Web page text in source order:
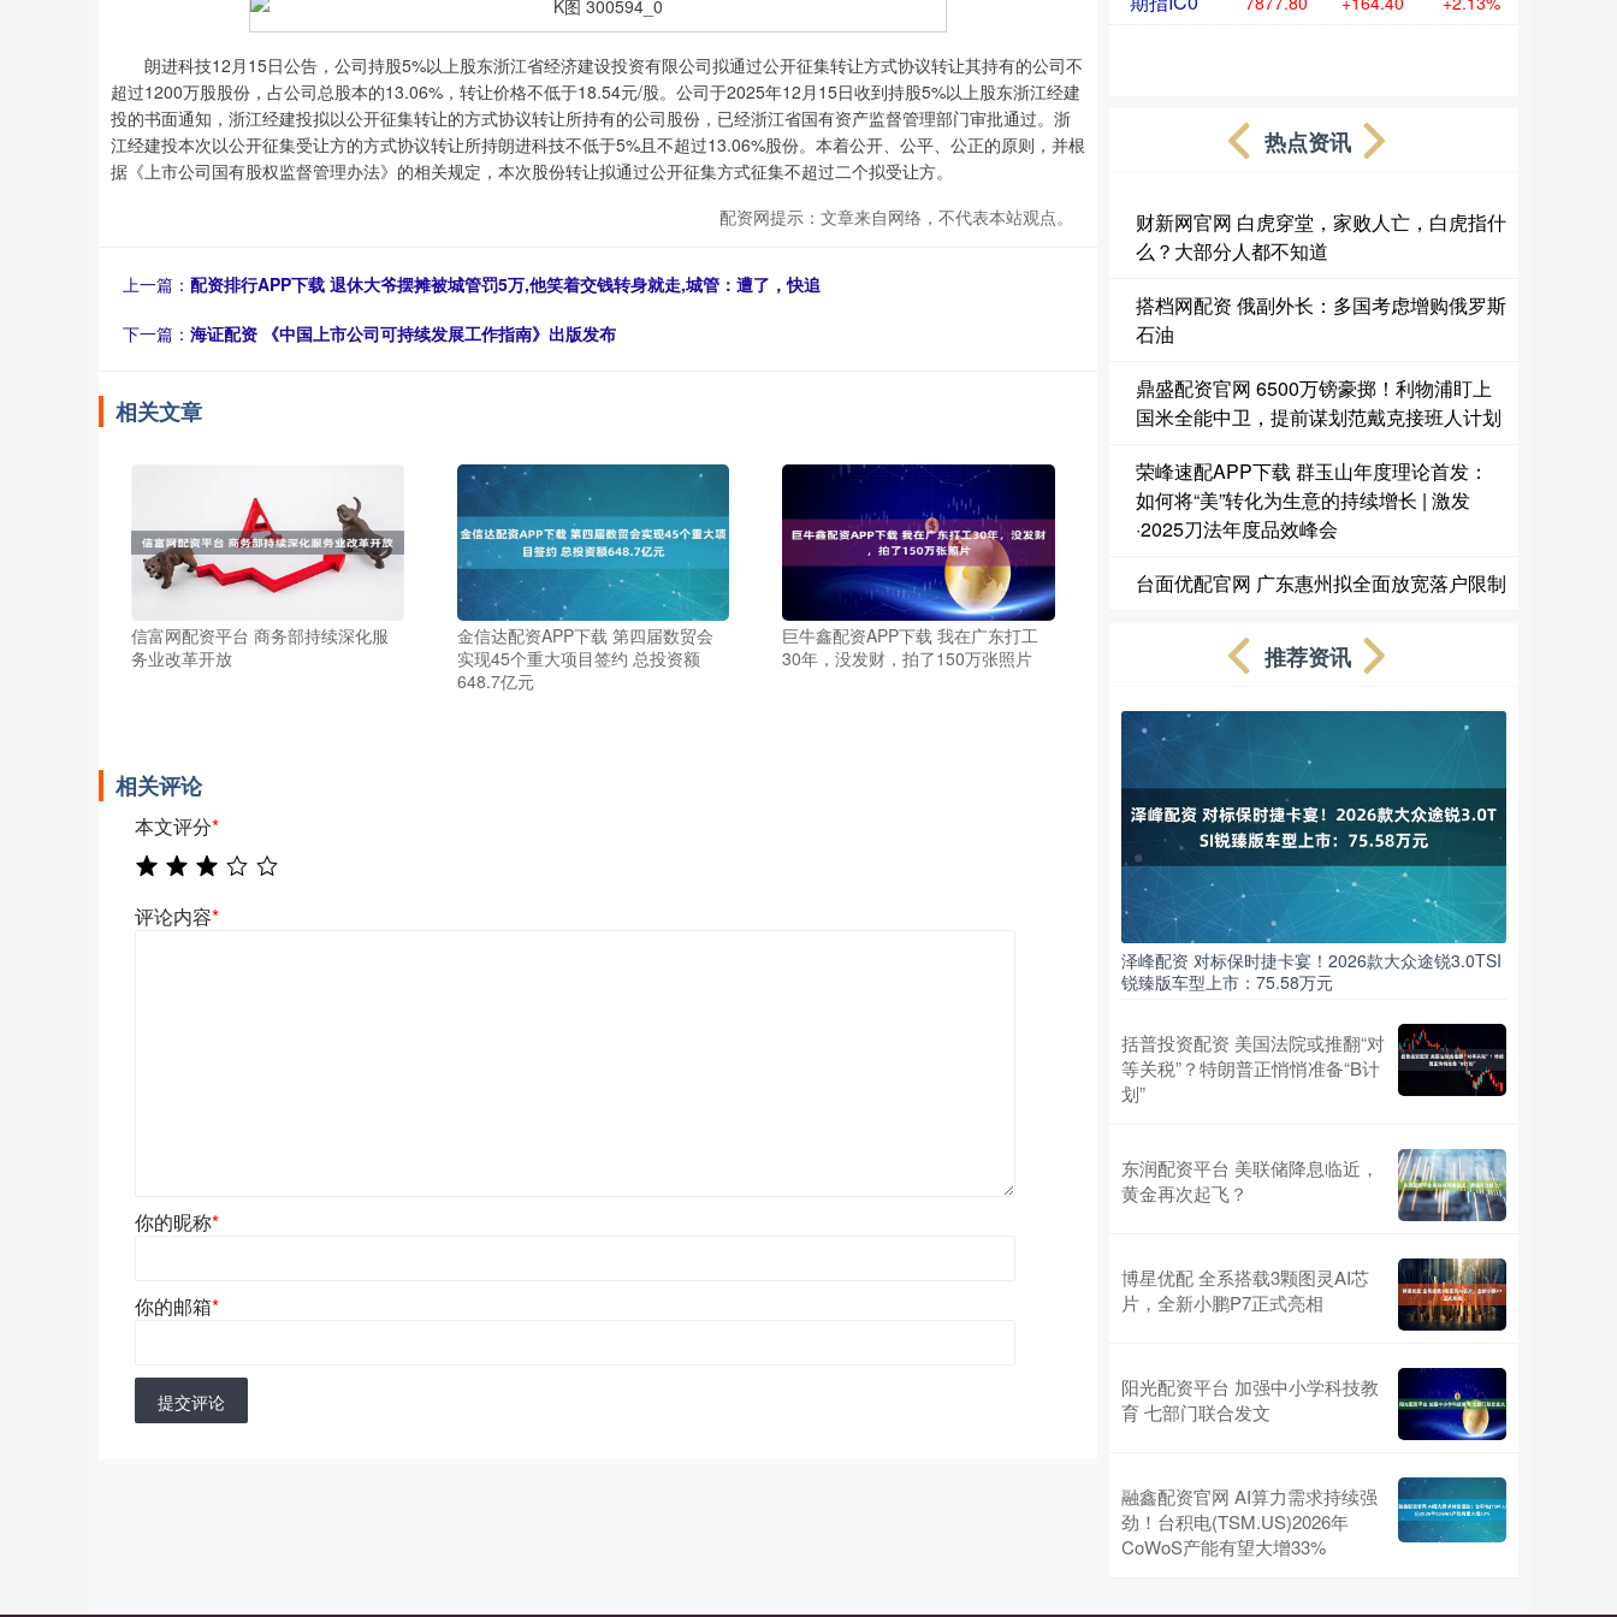
朗进科技12月15日公告，公司持股5%以上股东浙江省经济建设投资有限公司拟通过公开征集转让方式协议转让其持有的公司不
超过1200万股股份，占公司总股本的13.06%，转让价格不低于18.54元/股。公司于2025年12月15日收到持股5%以上股东浙江经建
投的书面通知，浙江经建投拟以公开征集转让的方式协议转让所持有的公司股份，已经浙江省国有资产监督管理部门审批通过。浙
江经建投本次以公开征集受让方的方式协议转让所持朗进科技不低于5%且不超过13.06%股份。本着公开、公平、公正的原则，并根
据《上市公司国有股权监督管理办法》的相关规定，本次股份转让拟通过公开征集方式征集不超过二个拟受让方。
配资网提示：文章来自网络，不代表本站观点。
上一篇： 配资排行APP下载 退休大爷摆摊被城管罚5万,他笑着交钱转身就走,城管：遭了，快追
下一篇： 海证配资 《中国上市公司可持续发展工作指南》出版发布
相关文章
信富网配资平台 商务部持续深化服
务业改革开放
金信达配资APP下载 第四届数贸会
实现45个重大项目签约 总投资额
648.7亿元
巨牛鑫配资APP下载 我在广东打工
30年，没发财，拍了150万张照片
相关评论
本文评分*
评论内容*
你的昵称*
你的邮箱*
提交评论
热点资讯
财新网官网 白虎穿堂，家败人亡，白虎指什
么？大部分人都不知道
搭档网配资 俄副外长：多国考虑增购俄罗斯
石油
鼎盛配资官网 6500万镑豪掷！利物浦盯上
国米全能中卫，提前谋划范戴克接班人计划
荣峰速配APP下载 群玉山年度理论首发：
如何将“美”转化为生意的持续增长 | 激发
·2025刀法年度品效峰会
台面优配官网 广东惠州拟全面放宽落户限制
推荐资讯
泽峰配资 对标保时捷卡宴！2026款大众途锐3.0TSI
锐臻版车型上市：75.58万元
括普投资配资 美国法院或推翻“对
等关税”？特朗普正悄悄准备“B计
划”
东润配资平台 美联储降息临近，
黄金再次起飞？
博星优配 全系搭载3颗图灵AI芯
片，全新小鹏P7正式亮相
阳光配资平台 加强中小学科技教
育 七部门联合发文
融鑫配资官网 AI算力需求持续强
劲！台积电(TSM.US)2026年
CoWoS产能有望大增33%